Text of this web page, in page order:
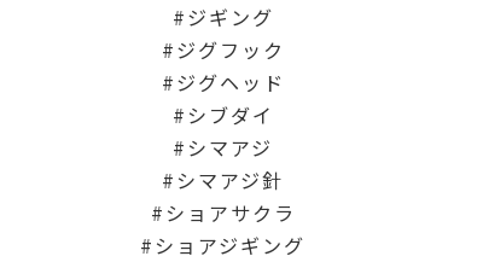
ジギング
ジグフック
ジグヘッド
シブダイ
シマアジ
シマアジ針
ショアサクラ
ショアジギング